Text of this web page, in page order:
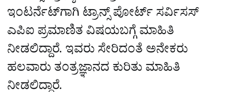
ಇಂಟರ್ನೆಟ್‌ಗಾಗಿ ಟ್ರಾನ್ಸ್ ಪೋರ್ಟ್ ಸರ್ವಿಸಸ್
ಎಪಿಐ ಪ್ರಮಾಣಿತ ವಿಷಯಬಗ್ಗೆ ಮಾಹಿತಿ
ನೀಡಲಿದ್ದಾರೆ. ಇವರು ಸೇರಿದಂತೆ ಅನೇಕರು
ಹಲವಾರು ತಂತ್ರಜ್ಞಾನದ ಕುರಿತು ಮಾಹಿತಿ
ನೀಡಲಿದ್ದಾರೆ.